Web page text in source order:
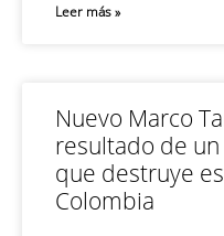
Leer más »
Nuevo Marco
resultado de
que destruye
Colombia